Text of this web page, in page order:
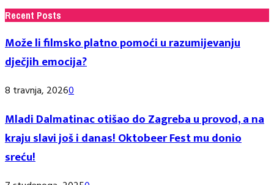
Recent Posts
Može li filmsko platno pomoći u razumijevanju
dječjih emocija?
8 travnja, 20260
Mladi Dalmatinac otišao do Zagreba u provod, a na
kraju slavi još i danas! Oktobeer Fest mu donio
sreću!